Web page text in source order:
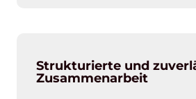
Strukturierte und
Zusammenarbeit